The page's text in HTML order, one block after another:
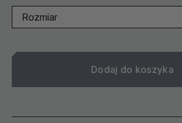
Rozmiar
Dodaj do koszyka